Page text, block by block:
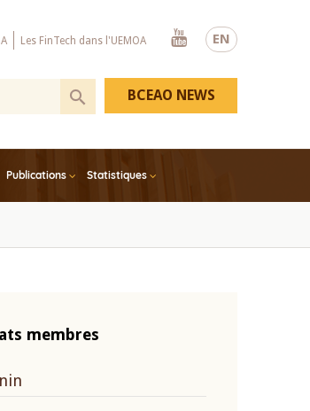
EN
Les FinTech dans l'UEMOA
Youtube
Publications Statistiques
BCEAO NEWS
membres